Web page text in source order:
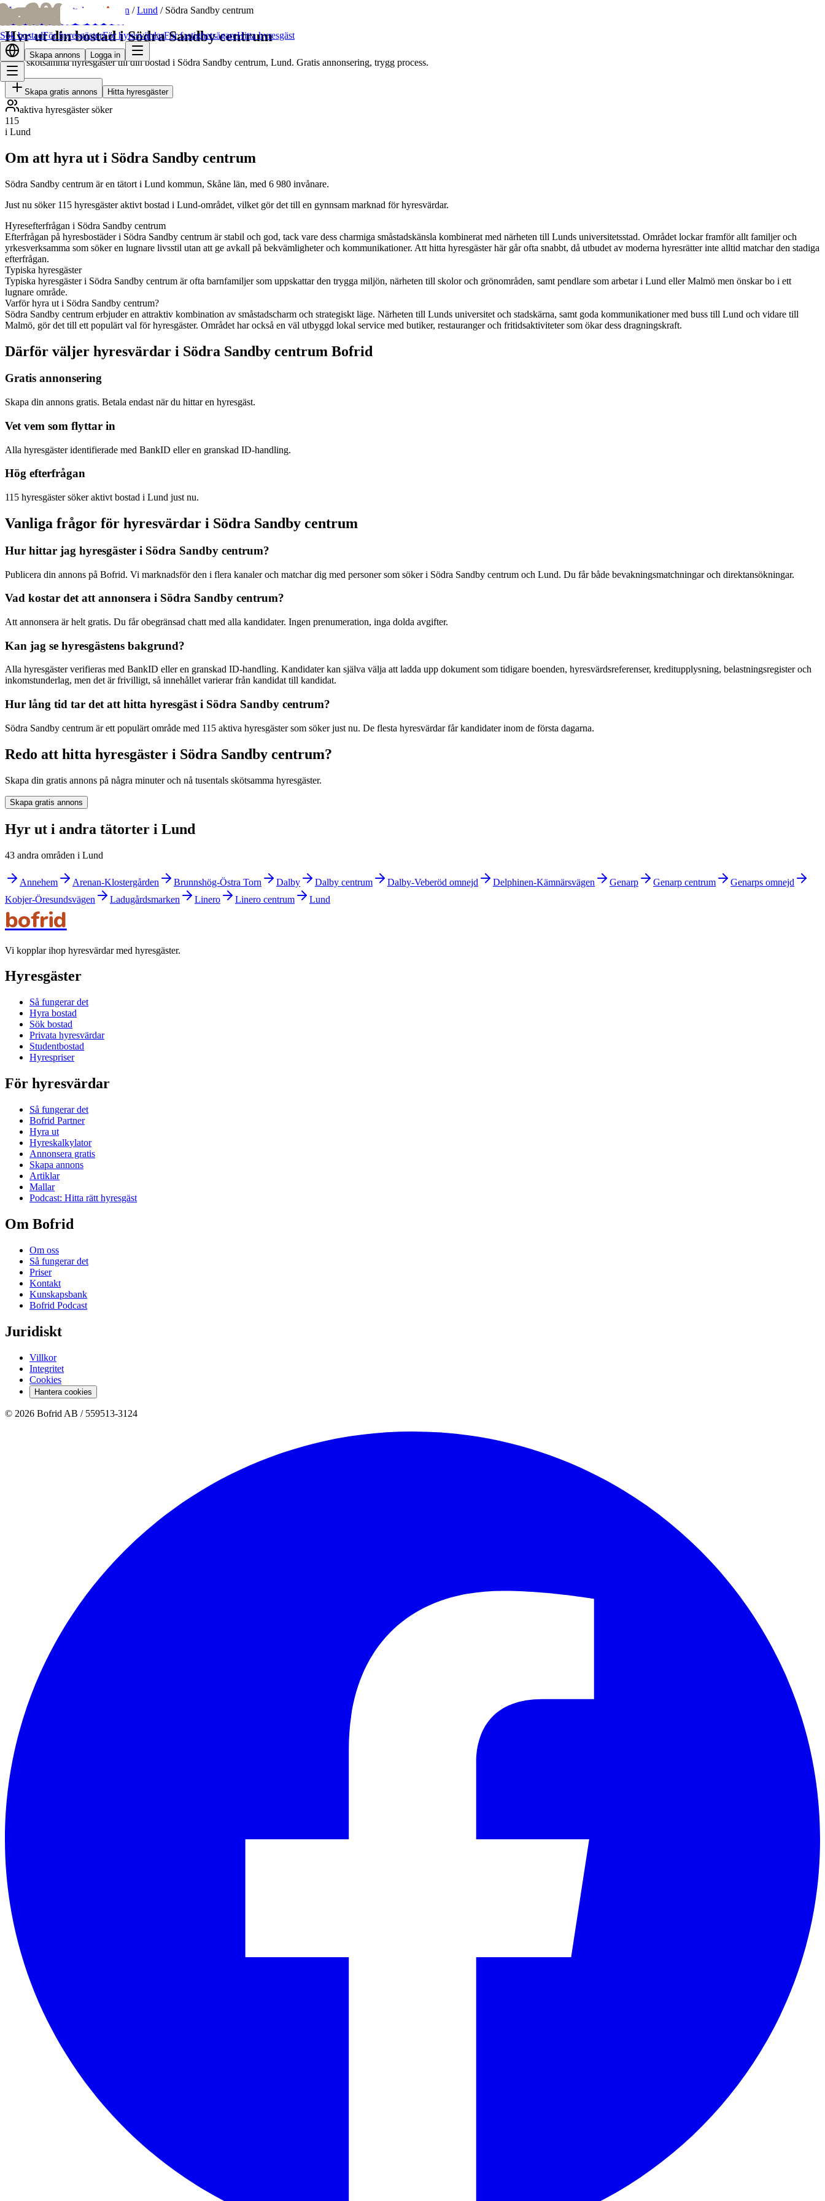
bofridbofrid
Sök bostadFör hyresgästerFör hyresvärdarFör fastighetsägareHitta hyresgäst
Skapa annons Logga in
Hem/ Hyr ut bostad Skåne län /Lund / Södra Sandby centrum
Hyr ut din bostad i Södra Sandby centrum
Hitta skötsamma hyresgäster till din bostad i Södra Sandby centrum, Lund. Gratis annonsering, trygg process.
Skapa gratis annons Hitta hyresgäster
aktiva hyresgäster söker
115
i Lund
Om att hyra ut i Södra Sandby centrum
Södra Sandby centrum är en tätort i Lund kommun, Skåne län, med 6 980 invånare.
Just nu söker 115 hyresgäster aktivt bostad i Lund-området, vilket gör det till en gynnsam marknad för hyresvärdar.
Hyresefterfrågan i Södra Sandby centrum
Efterfrågan på hyresbostäder i Södra Sandby centrum är stabil och god, tack vare dess charmiga småstadskänsla kombinerat med närheten till Lunds universitetsstad. Området lockar framför allt familjer och
yrkesverksamma som söker en lugnare livsstil utan att ge avkall på bekvämligheter och kommunikationer. Att hitta hyresgäster här går ofta snabbt, då utbudet av moderna hyresrätter inte alltid matchar den stadiga
efterfrågan.
Typiska hyresgäster
Typiska hyresgäster i Södra Sandby centrum är ofta barnfamiljer som uppskattar den trygga miljön, närheten till skolor och grönområden, samt pendlare som arbetar i Lund eller Malmö men önskar bo i ett
lugnare område.
Varför hyra ut i Södra Sandby centrum?
Södra Sandby centrum erbjuder en attraktiv kombination av småstadscharm och strategiskt läge. Närheten till Lunds universitet och stadskärna, samt goda kommunikationer med buss till Lund och vidare till
Malmö, gör det till ett populärt val för hyresgäster. Området har också en väl utbyggd lokal service med butiker, restauranger och fritidsaktiviteter som ökar dess dragningskraft.
Därför väljer hyresvärdar i Södra Sandby centrum Bofrid
Gratis annonsering
Skapa din annons gratis. Betala endast när du hittar en hyresgäst.
Vet vem som flyttar in
Alla hyresgäster identifierade med BankID eller en granskad ID-handling.
Hög efterfrågan
115 hyresgäster söker aktivt bostad i Lund just nu.
Vanliga frågor för hyresvärdar i Södra Sandby centrum
Hur hittar jag hyresgäster i Södra Sandby centrum?
Publicera din annons på Bofrid. Vi marknadsför den i flera kanaler och matchar dig med personer som söker i Södra Sandby centrum och Lund. Du får både bevakningsmatchningar och direktansökningar.
Vad kostar det att annonsera i Södra Sandby centrum?
Att annonsera är helt gratis. Du får obegränsad chatt med alla kandidater. Ingen prenumeration, inga dolda avgifter.
Kan jag se hyresgästens bakgrund?
Alla hyresgäster verifieras med BankID eller en granskad ID-handling. Kandidater kan själva välja att ladda upp dokument som tidigare boenden, hyresvärdsreferenser, kreditupplysning, belastningsregister och
inkomstunderlag, men det är frivilligt, så innehållet varierar från kandidat till kandidat.
Hur lång tid tar det att hitta hyresgäst i Södra Sandby centrum?
Södra Sandby centrum är ett populärt område med 115 aktiva hyresgäster som söker just nu. De flesta hyresvärdar får kandidater inom de första dagarna.
Redo att hitta hyresgäster i Södra Sandby centrum?
Skapa din gratis annons på några minuter och nå tusentals skötsamma hyresgäster.
Skapa gratis annons
Hyr ut i andra tätorter i Lund
43 andra områden i Lund
Annehem Arenan-Klostergården Brunnshög-Östra Torn Dalby Dalby centrum Dalby-Veberöd omnejd Delphinen-Kämnärsvägen Genarp Genarp centrum
Genarps omnejd
Kobjer-Öresundsvägen
Ladugårdsmarken Linero Linero centrum Lund
bofrid
Vi kopplar ihop hyresvärdar med hyresgäster.
Hyresgäster
Så fungerar det
Hyra bostad
Sök bostad
Privata hyresvärdar
Studentbostad
Hyrespriser
För hyresvärdar
Så fungerar det
Bofrid Partner
Hyra ut
Hyreskalkylator
Annonsera gratis
Skapa annons
Artiklar
Mallar
Podcast: Hitta rätt hyresgäst
Om Bofrid
Om oss
Så fungerar det
Priser
Kontakt
Kunskapsbank
Bofrid Podcast
Juridiskt
Villkor
Integritet
Cookies
Hantera cookies
© 2026 Bofrid AB / 559513-3124